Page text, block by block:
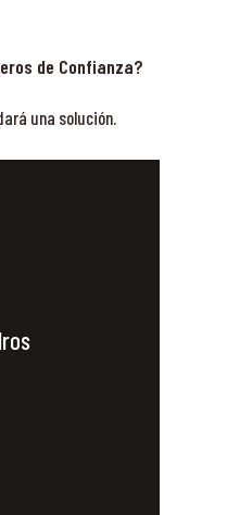
de Confianza?
una solución.